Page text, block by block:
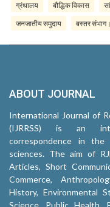
ग्रंथालय बौद्धिक विकास
जनजातीय समुदाय बस्तर संभाग।
ABOUT JOURNAL
International Journal of
(IJRRSS) is an
correspondence in
sciences. The aim of
Articles, Short
Commerce,
History, Environmental
Science, Public Health,